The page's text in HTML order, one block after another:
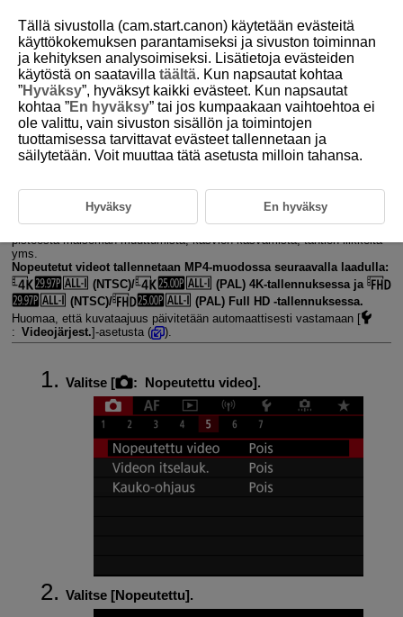
D180-112
Nopeutetut videot
Nopeutetun videon tallennukseen käytettävissä oleva arvioitu aika
Tietyin väliajoin otetut stillkuvat voidaan yhdistää automaattisesti
nopeutetun 4K- tai Full HD ‑videon luomiseksi. Nopeutettu video näyttää,
miten kohde muuttuu, lyhyemmässä ajassa kuin muuttumiseen
todellisuudessa kului. Se on kätevä, kun havainnoidaan kiinteästä
pisteestä maiseman muuttumista, kasvien kasvamista, tähtien liikkeitä
yms.
Nopeutetut videot tallennetaan MP4-muodossa seuraavalla laadulla:
(NTSC)/
(PAL) 4K-tallennuksessa ja
(NTSC)/
(PAL) Full HD ‑tallennuksessa.
Huomaa, että kuvataajuus päivitetään automaattisesti vastamaan [
: Videojärjest.]-asetusta ( ).
Valitse [ : Nopeutettu video].
Valitse [Nopeutettu].
Tällä sivustolla (cam.start.canon) käytetään evästeitä
käyttökokemuksen parantamiseksi ja sivuston toiminnan
ja kehityksen analysoimiseksi. Lisätietoja evästeiden
käytöstä on saatavilla täältä. Kun napsautat kohtaa
”Hyväksy”, hyväksyt kaikki evästeet. Kun napsautat
kohtaa ”En hyväksy” tai jos kumpaakaan vaihtoehtoa ei
ole valittu, vain sivuston sisällön ja toimintojen
tuottamisessa tarvittavat evästeet tallennetaan ja
säilytetään. Voit muuttaa tätä asetusta milloin tahansa.
Hyväksy En hyväksy